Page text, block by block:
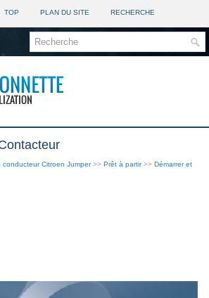
TOP PLAN DU SITE RECHERCHE
conducteur Citroen Jumper>> Prêt à partir>> Démarrer et